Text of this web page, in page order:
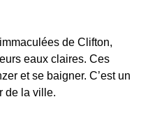
de Clifton,
eaux claires. Ces
et se baigner. C’est un
de la ville.